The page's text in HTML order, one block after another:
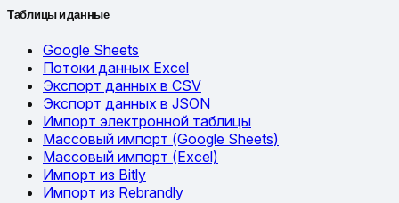
Таблицы и данные
Google Sheets
Потоки данных Excel
Экспорт данных в CSV
Экспорт данных в JSON
Импорт электронной таблицы
Массовый импорт (Google Sheets)
Массовый импорт (Excel)
Импорт из Bitly
Импорт из Rebrandly